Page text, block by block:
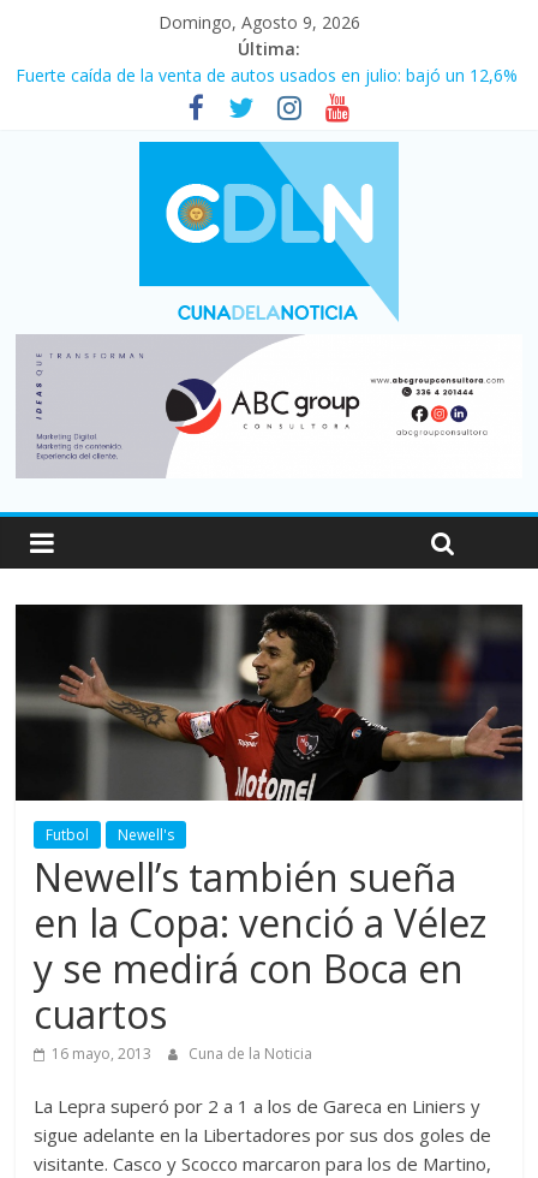
Domingo, Agosto 9, 2026
Última:
Fuerte caída de la venta de autos usados en julio: bajó un 12,6%
El agro argentino logró un récord histórico de exportaciones en
La morosidad alcanzó su nivel más alto en dos décadas y ya
afecta a 400 mil deudores en Santa Fe
Desde que asumió Milei cerraron 41.000 kioscos: el sector
Vacaciones de invierno con más movimiento y consumo
turístico: 4,6 millones de personas viajaron por el país, un 5,9%
más que en 2025
Futbol Newell's
Newell’s también sueña
en la Copa: venció a Vélez
y se medirá con Boca en
cuartos
16 mayo, 2013 Cuna de la Noticia
La Lepra superó por 2 a 1 a los de Gareca en Liniers y
sigue adelante en la Libertadores por sus dos goles de
visitante. Casco y Scocco marcaron para los de Martino,